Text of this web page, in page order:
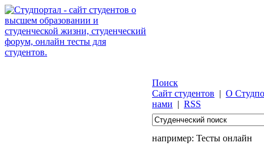
Поиск
Сайт студентов | О
нами | RSS
например: Тесты онлайн